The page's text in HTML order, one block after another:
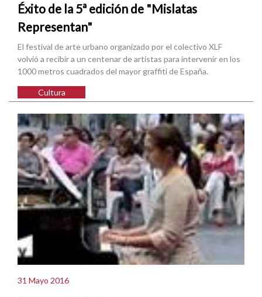
Éxito de la 5ª edición de "Mislatas
Representan"
El festival de arte urbano organizado por el colectivo XLF
volvió a recibir a un centenar de artistas para intervenir en los
1000 metros cuadrados del mayor graffiti de España.
Cultura
31 Mayo 2016